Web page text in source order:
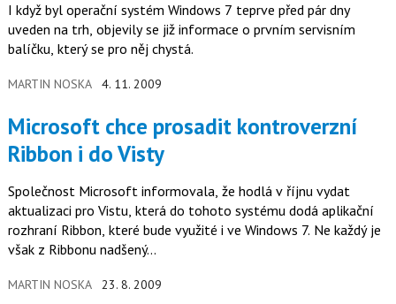
I když byl operační systém Windows 7 teprve před pár dny
uveden na trh, objevily se již informace o prvním servisním
balíčku, který se pro něj chystá.
MARTIN NOSKA 4. 11. 2009
Microsoft chce prosadit kontroverzní
Ribbon i do Visty
Společnost Microsoft informovala, že hodlá v říjnu vydat
aktualizaci pro Vistu, která do tohoto systému dodá aplikační
rozhraní Ribbon, které bude využité i ve Windows 7. Ne každý je
však z Ribbonu nadšený...
MARTIN NOSKA 23. 8. 2009